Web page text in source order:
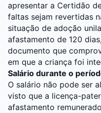
apresentar a Certidão
faltas sejam revertidas
situação de adoção
afastamento de 120
documento que
em que a criança foi
Salário durante o
O salário não pode ser
visto que a licença-
afastamento